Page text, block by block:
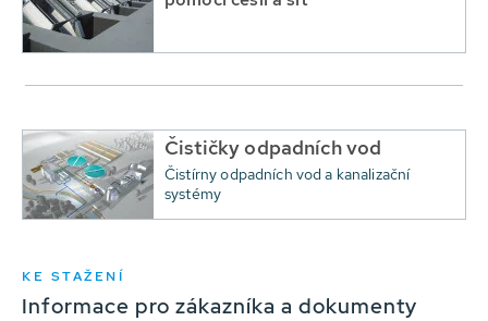
Čističky odpadních vod
Čistírny odpadních vod a kanalizační
systémy
KE STAŽENÍ
Informace pro zákazníka a dokumenty